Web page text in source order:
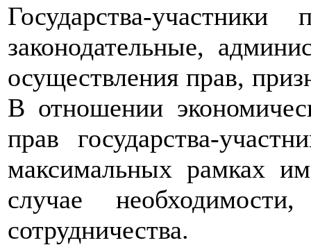
Государства-
законодательные,
осуществления прав,
В отношении
прав государства-
максимальных рамках
случае
сотрудничества.